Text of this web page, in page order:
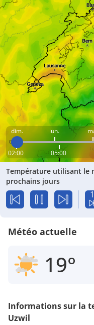
dim. lun.
02:00 05:00
Température utilisant le
prochains jours
Météo actuelle
19°
Informations sur la
Uzwil